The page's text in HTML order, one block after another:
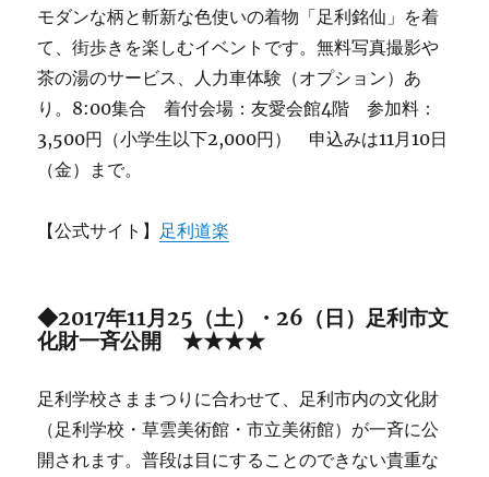
モダンな柄と斬新な色使いの着物「足利銘仙」を着
て、街歩きを楽しむイベントです。無料写真撮影や
茶の湯のサービス、人力車体験（オプション）あ
り。8:00集合 着付会場：友愛会館4階 参加料：
3,500円（小学生以下2,000円） 申込みは11月10日
（金）まで。
【公式サイト】 足利道楽
◆2017年11月25（土）・26（日）足利市文
化財一斉公開 ★★★★
足利学校さままつりに合わせて、足利市内の文化財
（足利学校・草雲美術館・市立美術館）が一斉に公
開されます。普段は目にすることのできない貴重な